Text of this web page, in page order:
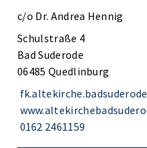
c/o Dr. Andrea Hennig
Schulstraße 4
Bad Suderode
06485 Quedlinburg
0162 2461159